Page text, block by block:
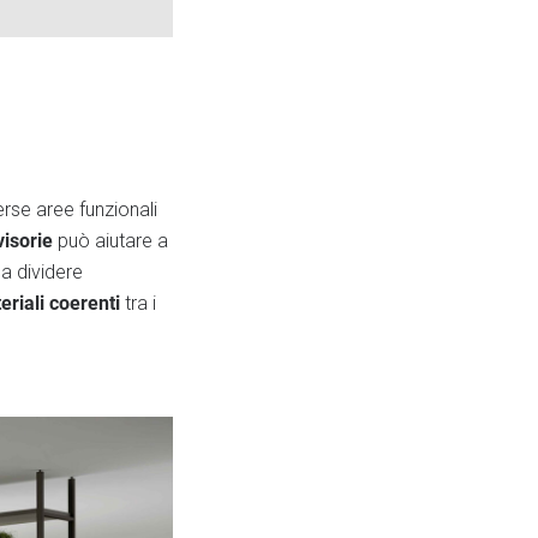
aree funzionali
può aiutare a
dividere
coerenti tra i